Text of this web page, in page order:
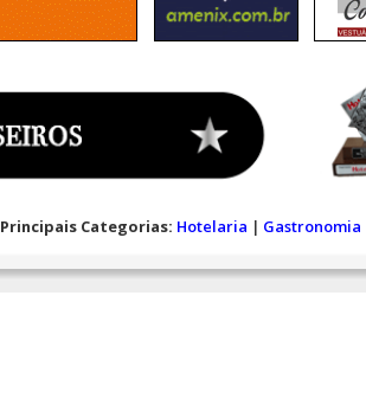
Principais Categorias: Hotelaria | Gastronomia